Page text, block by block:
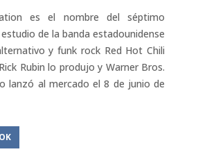
es el nombre del séptimo
de la banda estadounidense
y funk rock Red Hot Chili
Rubin lo produjo y Warner Bros.
lanzó al mercado el 8 de junio de